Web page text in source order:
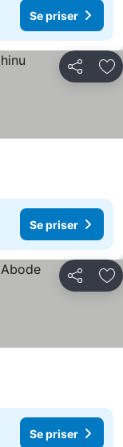
Se priser
Dela
Se priser
Dela
Se priser